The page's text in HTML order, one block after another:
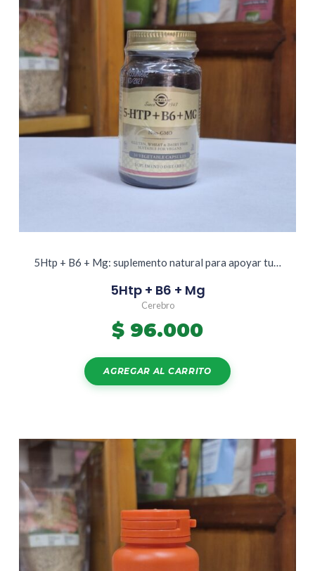
5Htp + B6 + Mg: suplemento natural para apoyar tu…
5Htp + B6 + Mg
Cerebro
$ 96.000
AGREGAR AL CARRITO